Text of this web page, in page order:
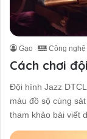
Gạo Công nghệ
Cách chơi
Đội hình Jazz
máu đồ sộ cùng
tham khảo bài viết